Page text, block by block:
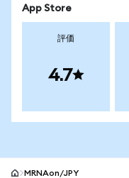
App Store
評価
4.7
MRNAon/JPY